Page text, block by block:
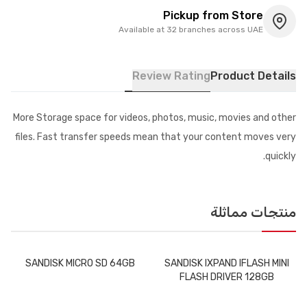
Pickup from Store
Available at 32 branches across UAE
Product Details
Review Rating
More Storage space for videos, photos, music, movies and other
files. Fast transfer speeds mean that your content moves very
quickly.
منتجات مماثلة
SANDISK IXPAND IFLASH MINI
FLASH DRIVER 128GB
SANDISK MICRO SD 64GB